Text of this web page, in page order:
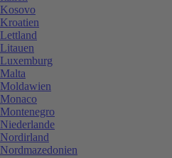
Kosovo
Kroatien
Lettland
Litauen
Luxemburg
Malta
Moldawien
Monaco
Montenegro
Niederlande
Nordirland
Nordmazedonien